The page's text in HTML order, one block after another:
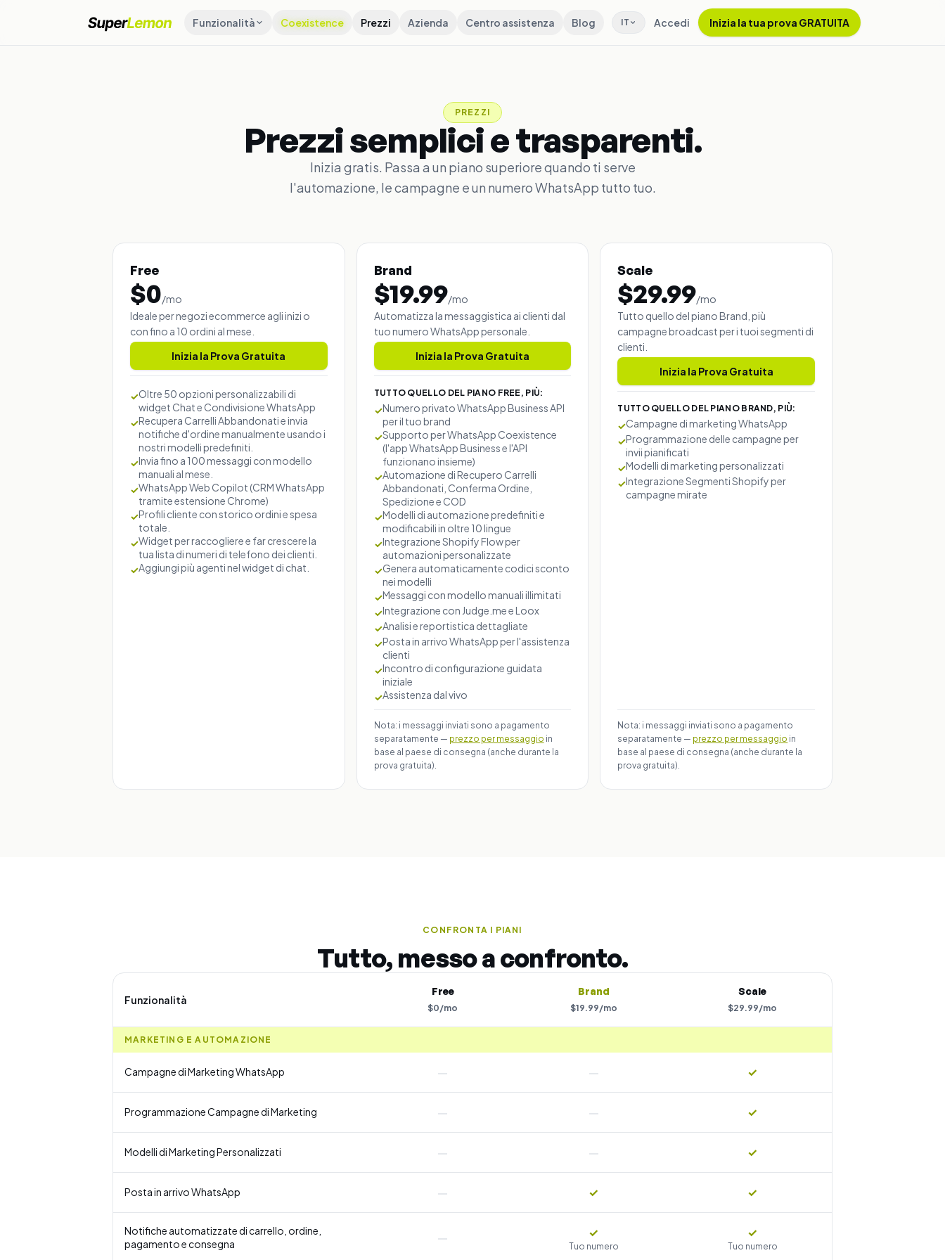
Funzionalità Coexistence Prezzi Azienda Centro assistenza Blog IT Accedi Inizia la tua prova GRATUITA
PREZZI
Prezzi semplici e trasparenti.
Inizia gratis. Passa a un piano superiore quando ti serve
l'automazione, le campagne e un numero WhatsApp tutto tuo.
Free
$0/mo
Ideale per negozi ecommerce agli inizi o
con fino a 10 ordini al mese.
Inizia la Prova Gratuita
✓Oltre 50 opzioni personalizzabili di
widget Chat e Condivisione WhatsApp
✓Recupera Carrelli Abbandonati e invia
notifiche d'ordine manualmente usando i
nostri modelli predefiniti.
✓Invia fino a 100 messaggi con modello
manuali al mese.
✓WhatsApp Web Copilot (CRM WhatsApp
tramite estensione Chrome)
✓Profili cliente con storico ordini e spesa
totale.
✓Widget per raccogliere e far crescere la
tua lista di numeri di telefono dei clienti.
✓Aggiungi più agenti nel widget di chat.
Brand
$19.99/mo
Automatizza la messaggistica ai clienti dal
tuo numero WhatsApp personale.
Inizia la Prova Gratuita
TUTTO QUELLO DEL PIANO FREE, PIÙ:
✓Numero privato WhatsApp Business API
per il tuo brand
✓Supporto per WhatsApp Coexistence
(l'app WhatsApp Business e l'API
funzionano insieme)
✓Automazione di Recupero Carrelli
Abbandonati, Conferma Ordine,
Spedizione e COD
✓Modelli di automazione predefiniti e
modificabili in oltre 10 lingue
✓Integrazione Shopify Flow per
automazioni personalizzate
✓Genera automaticamente codici sconto
nei modelli
✓Messaggi con modello manuali illimitati
✓Integrazione con Judge.me e Loox
✓Analisi e reportistica dettagliate
✓Posta in arrivo WhatsApp per l'assistenza
clienti
✓Incontro di configurazione guidata
iniziale
✓Assistenza dal vivo
Nota: i messaggi inviati sono a pagamento
separatamente — prezzo per messaggio in
base al paese di consegna (anche durante la
prova gratuita).
Scale
$29.99/mo
Tutto quello del piano Brand, più
campagne broadcast per i tuoi segmenti di
clienti.
Inizia la Prova Gratuita
TUTTO QUELLO DEL PIANO BRAND, PIÙ:
✓Campagne di marketing WhatsApp
✓Programmazione delle campagne per
invii pianificati
✓Modelli di marketing personalizzati
✓Integrazione Segmenti Shopify per
campagne mirate
Nota: i messaggi inviati sono a pagamento
separatamente — prezzo per messaggio in
base al paese di consegna (anche durante la
prova gratuita).
CONFRONTA I PIANI
Tutto, messo a confronto.
Funzionalità
Free
$0/mo
Brand
$19.99/mo
Scale
$29.99/mo
MARKETING E AUTOMAZIONE
Campagne di Marketing WhatsApp — — ✓
Programmazione Campagne di Marketing — — ✓
Modelli di Marketing Personalizzati — — ✓
Posta in arrivo WhatsApp — ✓ ✓
Notifiche automatizzate di carrello, ordine,
pagamento e consegna
— ✓
Tuo numero
✓
Tuo numero